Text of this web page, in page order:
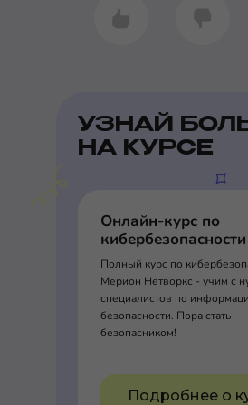
УЗНАЙ
НА КУРСЕ
Онлайн-курс по
кибербезопасности
Полный курс по
Мерион Нетворкс - учим с
специалистов по
безопасности. Пора стать
безопасником!
Подробнее о